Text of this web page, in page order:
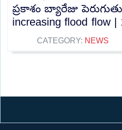
ప్రకాశం బ్యారేజు
increasing flood flow |
CATEGORY: NEWS